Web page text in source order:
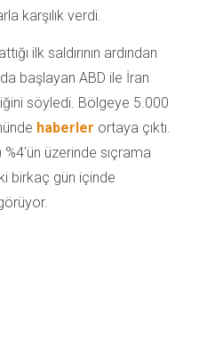
karşılık verdi.
ilk saldırının ardından
başlayan ABD ile İran
söyledi. Bölgeye 5.000
haberler ortaya çıktı.
üzerinde sıçrama
birkaç gün içinde